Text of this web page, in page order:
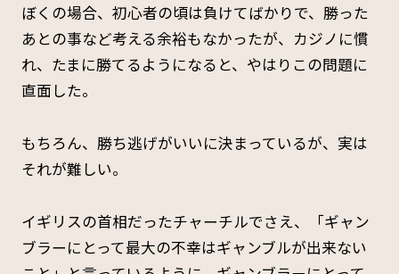
ぼくの場合、初心者の頃は負けてばかりで、勝った
あとの事など考える余裕もなかったが、カジノに慣
れ、たまに勝てるようになると、やはりこの問題に
直面した。
もちろん、勝ち逃げがいいに決まっているが、実は
それが難しい。
イギリスの首相だったチャーチルでさえ、「ギャン
ブラーにとって最大の不幸はギャンブルが出来ない